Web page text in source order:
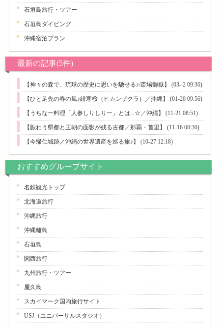
石垣島旅行・ツアー
石垣島ダイビング
沖縄宿泊プラン
最新の記事(5件)
【神々の森で、琉球の歴史に思いを馳せる♪/斎場御嶽】 (03- 2 09:36)
【ひと足先の春の風♪緋寒桜（ヒカンザクラ）／沖縄】 (01-20 09:56)
【うちなー料理「人参しりしりー」とは...☆／沖縄】 (11-21 08:51)
【賑わう県都と王朝の面影が残る古都／那覇・首里】 (11-16 08:30)
【今帰仁城跡／沖縄の世界遺産を巡る旅♪】 (10-27 12:18)
おすすめグループサイト
名鉄観光トップ
北海道旅行
沖縄旅行
沖縄離島
石垣島
関西旅行
九州旅行・ツアー
屋久島
スカイマーク国内旅行サイト
USJ（ユニバーサルスタジオ）